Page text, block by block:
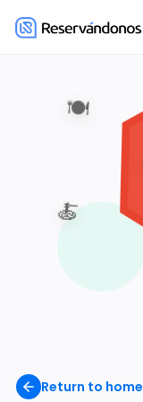
Return to home
🍽️
🍝